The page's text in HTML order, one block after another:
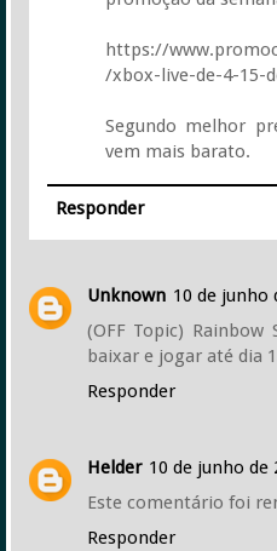
https://
/xbox-live-de-4-15-
Segundo melhor
vem mais barato.
Responder
Unknown 10 de junho
(OFF Topic) Rainbow
baixar e jogar até dia
Responder
Helder 10 de junho de
Este comentário foi
Responder